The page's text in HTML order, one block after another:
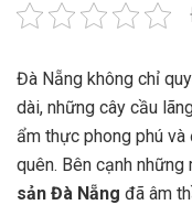
Đà Nẵng không chỉ
dài, những cây cầu
ẩm thực phong phú
quên. Bên cạnh
sản Đà Nẵng đã âm